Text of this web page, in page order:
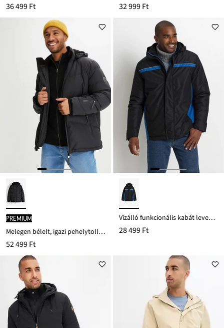
36 499 Ft 32 999 Ft
PREMIUM
Melegen bélelt, igazi pehelytoll kabát Bionic-bevonattal, vízlepergető
52 499 Ft
Vízálló funkcionális kabát levehető kapucnival
28 499 Ft